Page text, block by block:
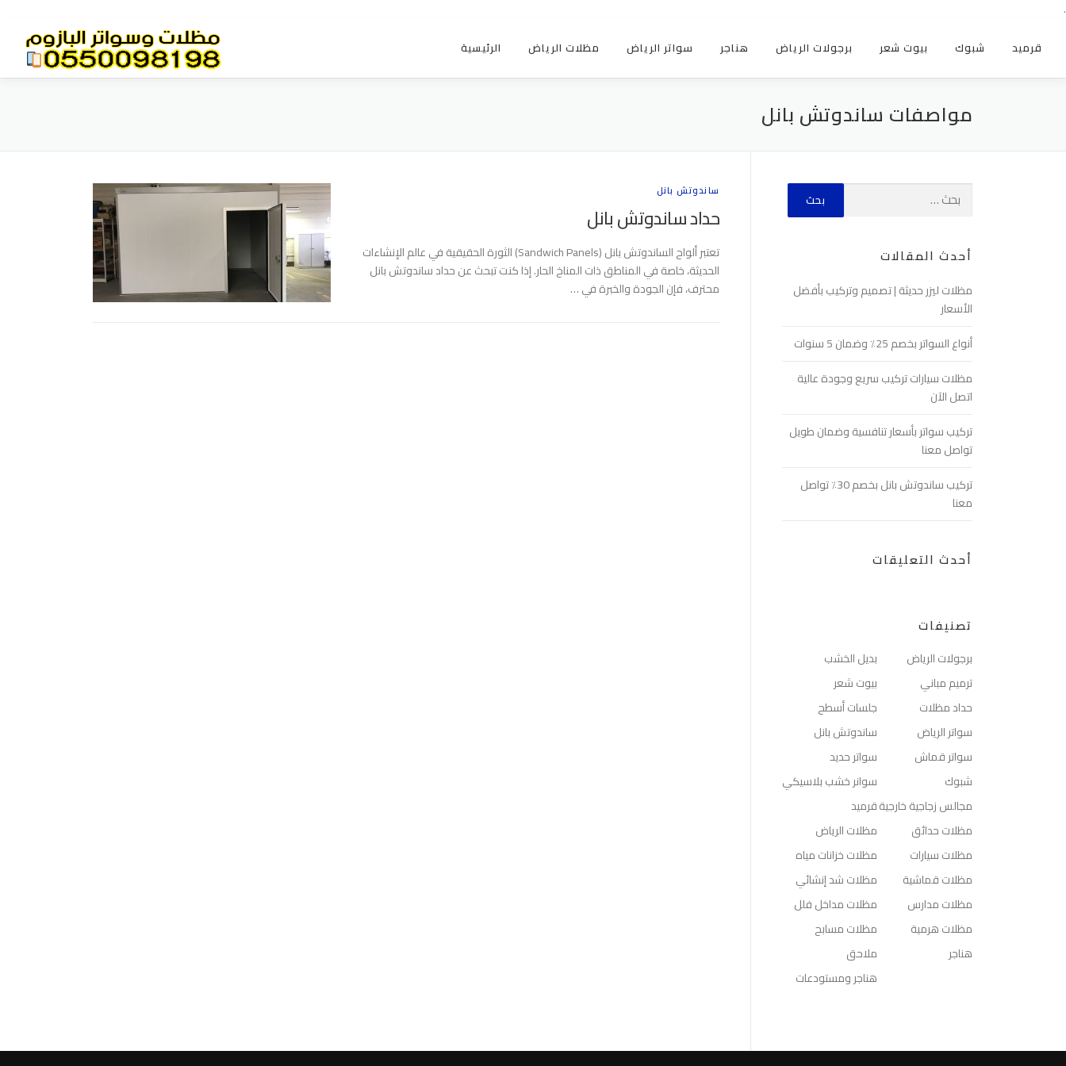
.
الرئيسية مظلات الرياض سواتر الرياض هناجر برجولات الرياض بيوت شعر شبوك قرميد
مواصفات ساندوتش بانل
ساندوتش بانل
حداد ساندوتش بانل
تعتبر ألواح الساندوتش بانل (Sandwich Panels) الثورة الحقيقية في عالم الإنشاءات
الحديثة، خاصة في المناطق ذات المناخ الحار. إذا كنت تبحث عن حداد ساندوتش بانل
محترف، فإن الجودة والخبرة في …
أحدث المقالات
مظلات ليزر حديثة | تصميم وتركيب بأفضل
الأسعار
أنواع السواتر بخصم 25٪ وضمان 5 سنوات
مظلات سيارات تركيب سريع وجودة عالية
اتصل الآن
تركيب سواتر بأسعار تنافسية وضمان طويل
تواصل معنا
تركيب ساندوتش بانل بخصم 30٪ تواصل
معنا
أحدث التعليقات
تصنيفات
بديل الخشب
برجولات الرياض
بيوت شعر
ترميم مباني
جلسات أسطح
حداد مظلات
ساندوتش بانل
سواتر الرياض
سواتر حديد
سواتر قماش
سوانر خشب بلاسيكي
شبوك
قرميدمجالس زجاجية خارجية
مظلات الرياض
مظلات حدائق
مظلات خزانات مياه
مظلات سيارات
مظلات شد إنشائي
مظلات قماشية
مظلات مداخل فلل
مظلات مدارس
مظلات مسابح
مظلات هرمية
ملاحق
هناجر
هناجر ومستودعات